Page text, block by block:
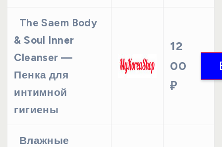
The Saem Body
& Soul Inner
Cleanser —
Пенка для
интимной
гигиены
12
00
₽
Влажные